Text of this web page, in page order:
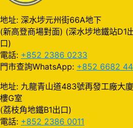
地址: 深水埗元州街66A地下
(新高登商場對面) (深水埗地鐵站D1
口)
電話: +852 2386 0233
門市查詢WhatsApp: +852 6682
地址: 九龍青山道483號再發工廠大
樓G室
(荔枝角地鐵B1出口)
電話: +852 2386 0011